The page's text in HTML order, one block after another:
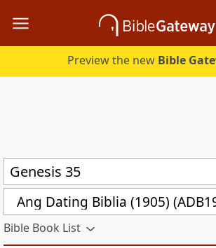
Preview the new Bible
Ang Dating Biblia (1905)
Bible Book List